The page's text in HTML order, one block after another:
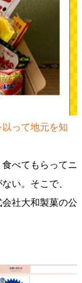
って地元を知
べてもらってニ
い。そこで、
会社大和製菓の公